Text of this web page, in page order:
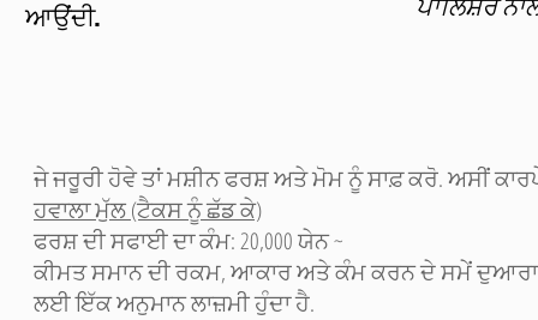
ਆਉਂਦੀ.
ਪਾਲਿਸ਼ਰ
ਜੇ ਜਰੂਰੀ ਹੋਵੇ ਤਾਂ ਮਸ਼ੀਨ ਫਰਸ਼ ਅਤੇ ਮੋਮ ਨੂੰ ਸਾਫ਼ ਕਰੋ. ਅਸੀਂ
ਹਵਾਲਾ ਮੁੱਲ (ਟੈਕਸ ਨੂੰ ਛੱਡ ਕੇ)
ਫਰਸ਼ ਦੀ ਸਫਾਈ ਦਾ ਕੰਮ: 20,000 ਯੇਨ ~
ਕੀਮਤ ਸਮਾਨ ਦੀ ਰਕਮ, ਆਕਾਰ ਅਤੇ ਕੰਮ ਕਰਨ ਦੇ ਸਮੇਂ ਦੁਆਰਾ
ਲਈ ਇੱਕ ਅਨੁਮਾਨ ਲਾਜ਼ਮੀ ਹੁੰਦਾ ਹੈ.